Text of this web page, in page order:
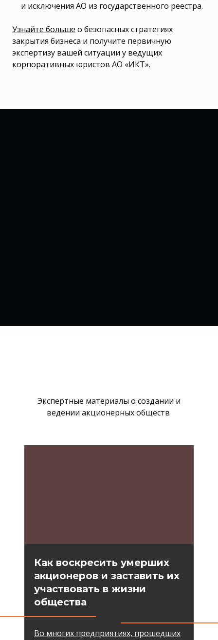
и исключения АО из государственного реестра.
Узнайте больше о безопасных стратегиях
закрытия бизнеса и получите первичную
экспертизу вашей ситуации у ведущих
корпоративных юристов АО «ИКТ».
Экспертные материалы о создании и
ведении акционерных обществ
Как воскресить умерших
акционеров и заставить их
участвовать в жизни
общества
Во многих предприятиях, прошедших